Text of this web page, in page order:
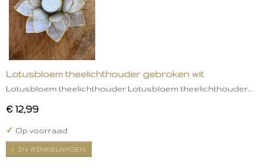
Lotusbloem theelichthouder gebroken wit
Lotusbloem theelichthouder Lotusbloem theelichthouder…
€ 12,99
✓ Op voorraad
IN WINKELWAGEN